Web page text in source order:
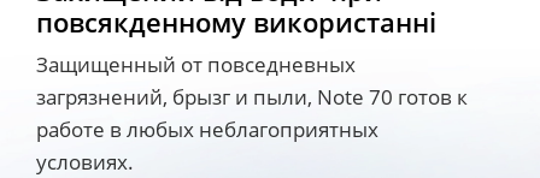
Защищенный от повседневных
загрязнений, брызг и пыли, Note 70 готов к
работе в любых неблагоприятных
условиях.
повсякденному використанні